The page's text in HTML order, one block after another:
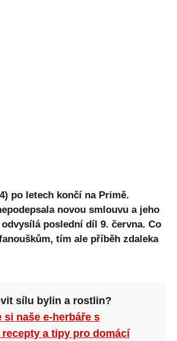
po letech končí na Primě.
novou smlouvu a jeho
poslední díl 9. června. Co
tím ale příběh zdaleka
sílu bylin a rostlin?
si naše e-herbáře s
a tipy pro domácí